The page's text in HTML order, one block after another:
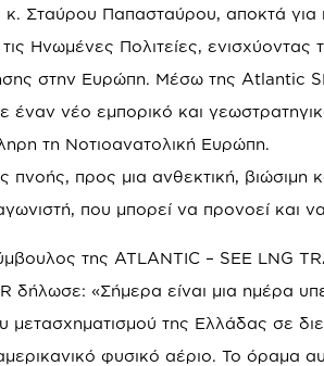
κ. Σταύρου Παπασταύρου, αποκτά
Ηνωμένες Πολιτείες,
στην Ευρώπη. Μέσω της Atlantic
έναν νέο εμπορικό και
τη Νοτιοανατολική Ευρώπη.
πνοής, προς μια ανθεκτική, βιώσιμη
που μπορεί να προνοεί και
της ATLANTIC – SEE LNG
δήλωσε: «Σήμερα είναι μια ημέρα
μετασχηματισμού της Ελλάδας σε
φυσικό αέριο. Το όραμα